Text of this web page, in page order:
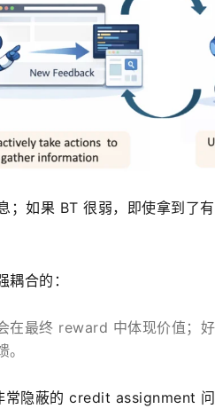
如果 BT 很弱，即使拿到了
合的：
在最终 reward 中体现价值；
常隐蔽的 credit assignment